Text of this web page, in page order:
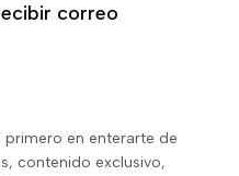
correo
primero en enterarte de
contenido exclusivo,